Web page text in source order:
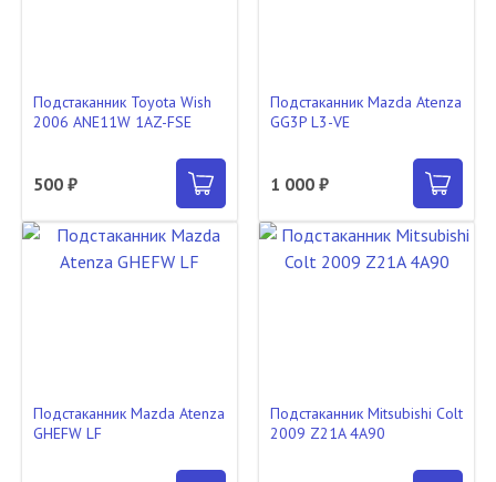
Подстаканник Toyota Wish
2006 ANE11W 1AZ-FSE
500 ₽
Подстаканник Mazda Atenza
GG3P L3-VE
1 000 ₽
Подстаканник Mazda Atenza
GHEFW LF
Подстаканник Mitsubishi Colt
2009 Z21A 4A90